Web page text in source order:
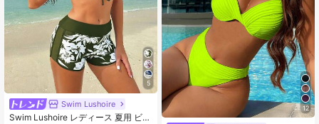
5
Swim Lushoire
Swim Lushoire レディース 夏用 ビー
12